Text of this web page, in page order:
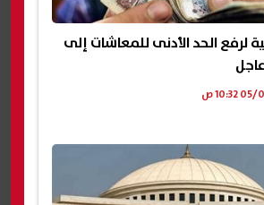
لرفع الحد الأدنى للمعاشات إلى